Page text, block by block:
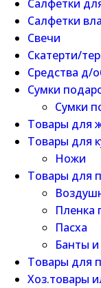
Салфетки
Салфетки
Свечи
Скатерти/
Средства д/
Сумки
Сумки
Товары для
Товары для
Ножи
Товары для
Пленка
Пасха
Банты
Товары для
Хоз.товары